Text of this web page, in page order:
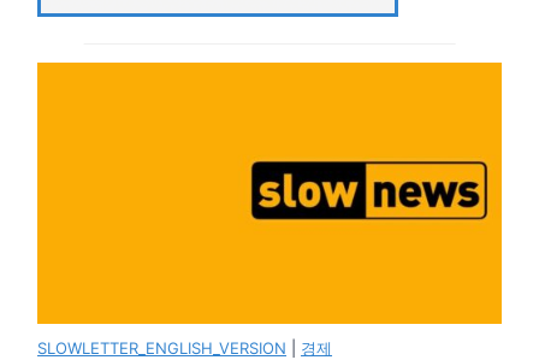
SLOWLETTER_ENGLISH_VERSION 경제